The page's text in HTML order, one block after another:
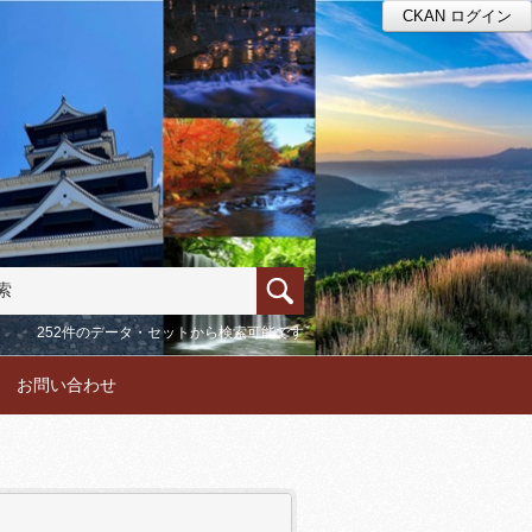
CKAN ログイン
252件のデータ・セットから検索可能です
お問い合わせ